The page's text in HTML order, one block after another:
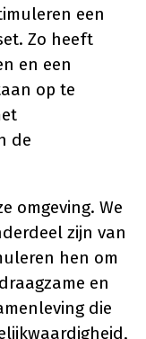
een
Zo heeft
en een
op te
de
omgeving. We
zijn van
hen om
en
die